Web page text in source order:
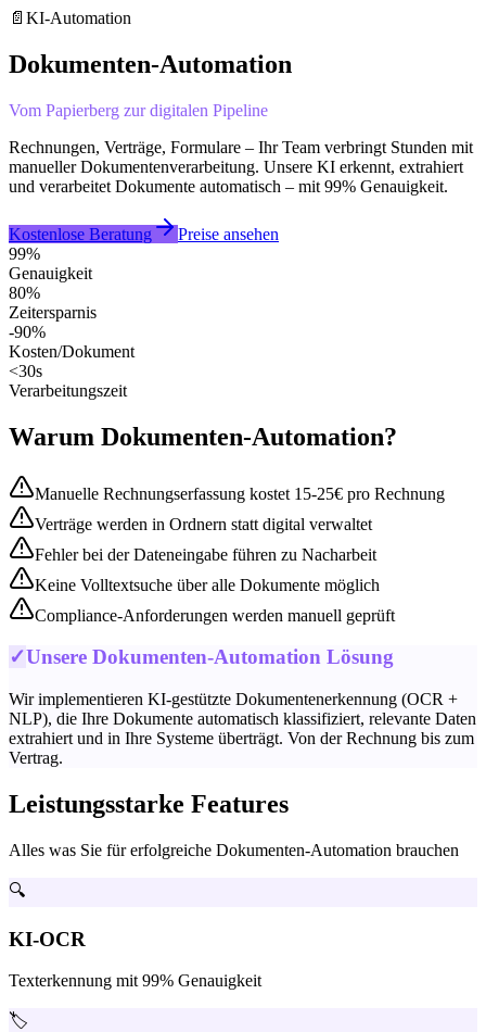
📄 KI-Automation
Dokumenten-Automation
Vom Papierberg zur digitalen Pipeline
Rechnungen, Verträge, Formulare – Ihr Team verbringt Stunden mit
manueller Dokumentenverarbeitung. Unsere KI erkennt, extrahiert
und verarbeitet Dokumente automatisch – mit 99% Genauigkeit.
Kostenlose Beratung
Preise ansehen
99%
Genauigkeit
80%
Zeitersparnis
-90%
Kosten/Dokument
<30s
Verarbeitungszeit
Warum Dokumenten-Automation?
Manuelle Rechnungserfassung kostet 15-25€ pro Rechnung
Verträge werden in Ordnern statt digital verwaltet
Fehler bei der Dateneingabe führen zu Nacharbeit
Keine Volltextsuche über alle Dokumente möglich
Compliance-Anforderungen werden manuell geprüft
✓Unsere Dokumenten-Automation Lösung
Wir implementieren KI-gestützte Dokumentenerkennung (OCR +
NLP), die Ihre Dokumente automatisch klassifiziert, relevante Daten
extrahiert und in Ihre Systeme überträgt. Von der Rechnung bis zum
Vertrag.
Leistungsstarke Features
Alles was Sie für erfolgreiche Dokumenten-Automation brauchen
🔍
KI-OCR
Texterkennung mit 99% Genauigkeit
🏷️